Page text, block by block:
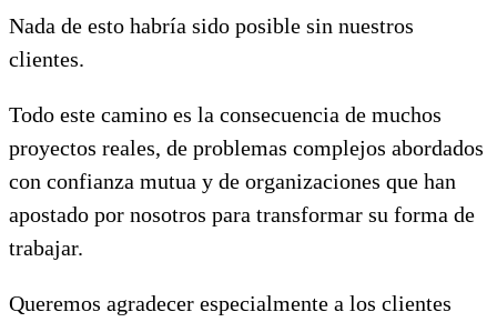
Nada de esto habría sido posible sin nuestros
clientes.
Todo este camino es la consecuencia de muchos
proyectos reales, de problemas complejos abordados
con confianza mutua y de organizaciones que han
apostado por nosotros para transformar su forma de
trabajar.
Queremos agradecer especialmente a los clientes